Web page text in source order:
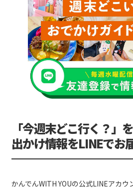
「今週末どこ行く？」
出かけ情報をLINEでお
かんでんWITH YOUの公式LINEアカ